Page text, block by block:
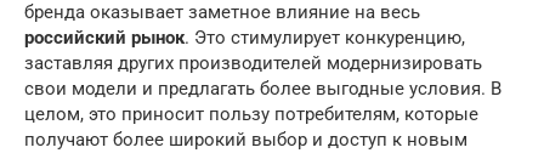
бренда оказывает заметное влияние на весь
российский рынок. Это стимулирует конкуренцию,
заставляя других производителей модернизировать
свои модели и предлагать более выгодные условия. В
целом, это приносит пользу потребителям, которые
получают более широкий выбор и доступ к новым